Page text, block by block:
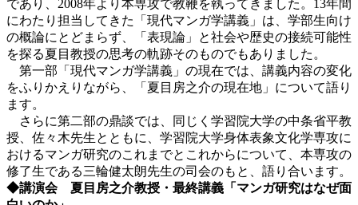
であり、2008年より本専攻で教鞭を執ってきました。13年間
にわたり担当してきた「現代マンガ学講義」は、学部生向け
の概論にとどまらず、「表現論」と社会や歴史の接続可能性
を探る夏目教授の思考の軌跡そのものでもありました。
第一部「現代マンガ学講義」の現在では、講義内容の変化
をふりかえりながら、「夏目房之介の現在地」について語り
ます。
さらに第二部の鼎談では、同じく学習院大学の中条省平教
授、佐々木先生とともに、学習院大学身体表象文化学専攻に
おけるマンガ研究のこれまでとこれからについて、本専攻の
修了生である三輪健太朗先生の司会のもと、語り合います。
◆講演会 夏目房之介教授・最終講義「マンガ研究はなぜ面